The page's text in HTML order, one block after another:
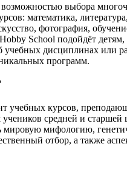
выбора
математика, литература,
фотография,
School подойдёт
учебных дисциплинах или
программ.
учебных курсов,
учеников средней и
мировую мифологию,
отбор, а также